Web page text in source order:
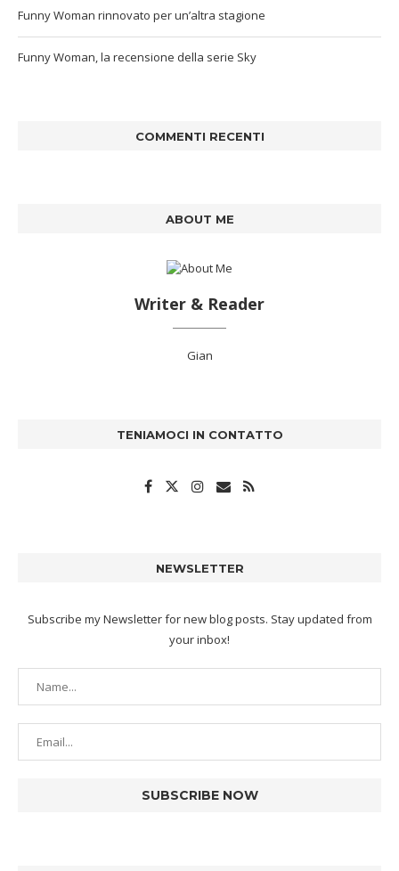
Funny Woman rinnovato per un’altra stagione
Funny Woman, la recensione della serie Sky
COMMENTI RECENTI
ABOUT ME
Writer & Reader
Gian
TENIAMOCI IN CONTATTO
NEWSLETTER
Subscribe my Newsletter for new blog posts. Stay updated from
your inbox!